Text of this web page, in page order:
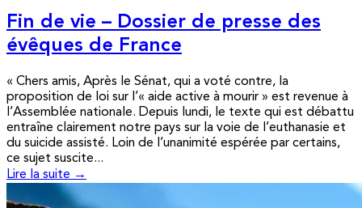
Fin de vie – Dossier de presse des
évêques de France
« Chers amis, Après le Sénat, qui a voté contre, la
proposition de loi sur l’« aide active à mourir » est revenue à
l’Assemblée nationale. Depuis lundi, le texte qui est débattu
entraîne clairement notre pays sur la voie de l’euthanasie et
du suicide assisté. Loin de l’unanimité espérée par certains,
ce sujet suscite...
Lire la suite →